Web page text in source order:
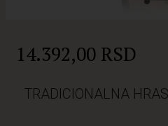
14.392,00 RSD
TRADICIONALNA